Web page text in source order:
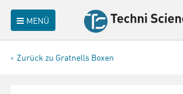
MENÜ
Zurück zu Gratnells Boxen